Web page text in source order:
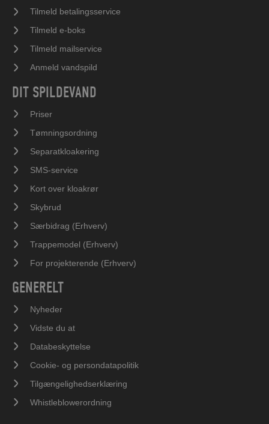
Tilmeld betalingsservice
Tilmeld e-boks
Tilmeld mailservice
Anmeld vandspild
DIT SPILDEVAND
Priser
Tømningsordning
Separatkloakering
SMS-service
Kort over kloakrør
Skybrud
Særbidrag (Erhverv)
Trappemodel (Erhverv)
For projekterende (Erhverv)
GENERELT
Nyheder
Vidste du at
Databeskyttelse
Cookie- og persondatapolitik
Tilgængelighedserklæring
Whistleblowerordning